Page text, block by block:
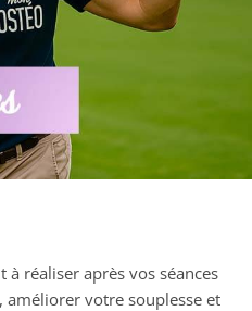
réaliser après vos séances
votre souplesse et